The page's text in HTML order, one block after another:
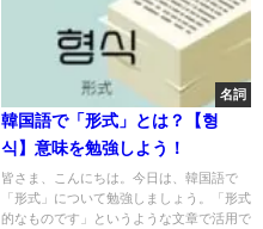
名詞
韓国語で「形式」とは？【형
식】意味を勉強しよう！
皆さま、こんにちは。今日は、韓国語で
「形式」について勉強しましょう。「形式
的なものです」というような文章で活用で